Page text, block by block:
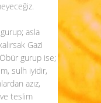
asla
Gazi
gurup ise;
sulh iyidir,
azız,
teslim